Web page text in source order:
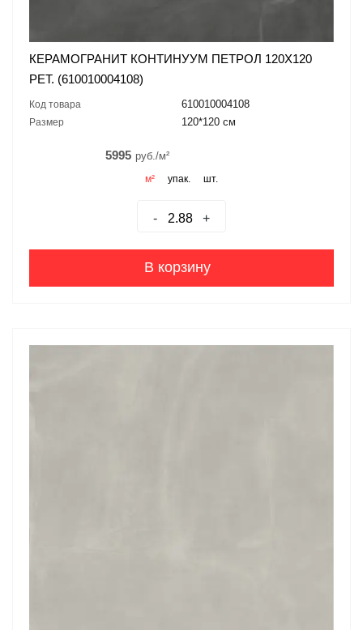
КЕРАМОГРАНИТ КОНТИНУУМ ПЕТРОЛ 120X120
РЕТ. (610010004108)
Код товара 610010004108
Размер 120*120 см
5995 руб./м²
м² упак. шт.
- +
В корзину